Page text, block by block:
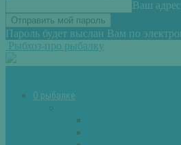
Ваш
Пароль будет выслан Вам по
Рыбхоз-про рыбалку
О рыбалке